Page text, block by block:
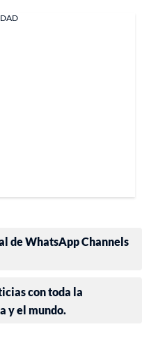
de WhatsApp Channels
con toda la
y el mundo.